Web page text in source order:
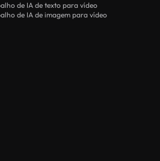
de IA de texto para vídeo
de IA de imagem para vídeo